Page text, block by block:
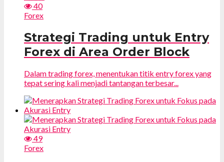
40
Forex
Strategi Trading untuk Entry
Forex di Area Order Block
Dalam trading forex, menentukan titik entry forex yang
tepat sering kali menjadi tantangan terbesar...
49
Forex